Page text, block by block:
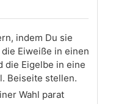
indem Du sie
Eiweiße in einen
die Eigelbe in eine
Beiseite stellen.
Wahl parat